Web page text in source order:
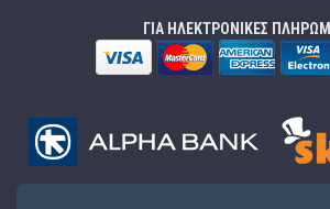
ΓΙΑ ΗΛΕΚΤΡΟΝΙΚΕΣ